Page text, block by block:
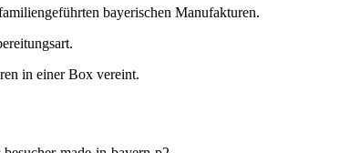
bayerischen Manufakturen.
in einer Box vereint.